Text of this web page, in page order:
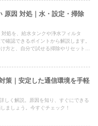
原因 対処｜水・設定・掃除
処を、給水タンクや浄水フィルタ
確認できるポイントから解説します。
方と、自分で試せる掃除やリセットの
策｜安定した通信環境を手軽
しく解説。原因を知り、すぐにできる
ましょう。今すぐチェック！